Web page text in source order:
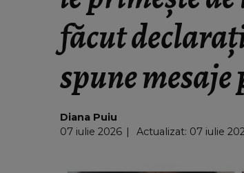
făcut
spune
Diana Puiu
07 iulie 2026
Actualizat: 07 iulie